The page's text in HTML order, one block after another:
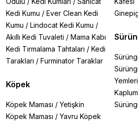
Kedi Kumu / Ever Clean Kedi
Kumu / Lindocat Kedi Kumu /
Akıllı Kedi Tuvaleti / Mama Kabı
Kedi Tırmalama Tahtaları / Kedi
Tarakları / Furminator Taraklar
Köpek
Köpek Maması / Yetişkin
Köpek Maması / Yavru Köpek
Yemleri